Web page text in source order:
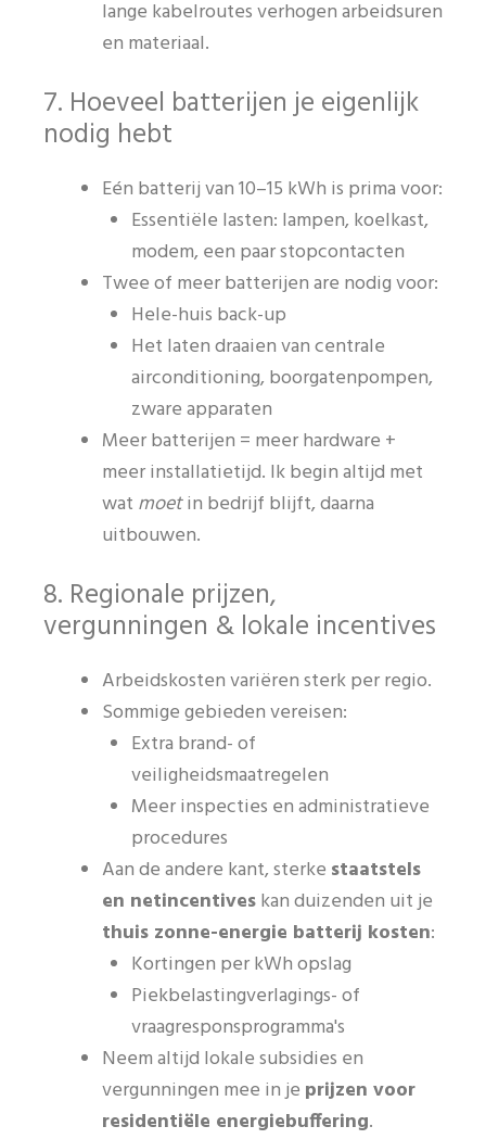
lange kabelroutes verhogen arbeidsuren
en materiaal.
7. Hoeveel batterijen je eigenlijk
nodig hebt
Eén batterij van 10–15 kWh is prima voor:
Essentiële lasten: lampen, koelkast,
modem, een paar stopcontacten
Twee of meer batterijen are nodig voor:
Hele-huis back-up
Het laten draaien van centrale
airconditioning, boorgatenpompen,
zware apparaten
Meer batterijen = meer hardware +
meer installatietijd. Ik begin altijd met
wat moetin bedrijf blijft, daarna
uitbouwen.
8. Regionale prijzen,
vergunningen & lokale incentives
Arbeidskosten variëren sterk per regio.
Sommige gebieden vereisen:
Extra brand- of
veiligheidsmaatregelen
Meer inspecties en administratieve
procedures
Aan de andere kant, sterke staatstels
en netincentiveskan duizenden uit je
thuis zonne-energie batterij kosten:
Kortingen per kWh opslag
Piekbelastingverlagings- of
vraagresponsprogramma's
Neem altijd lokale subsidies en
vergunningen mee in je prijzen voor
residentiële energiebuffering.